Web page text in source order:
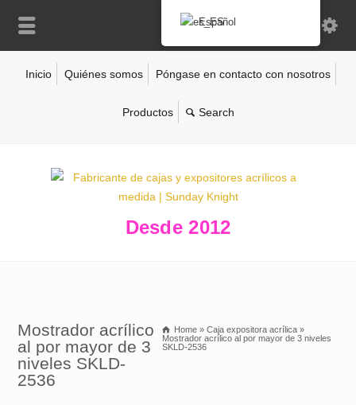
Inicio Quiénes somos Póngase en contacto con nosotros
Productos
Desde 2012
Mostrador acrílico
al por mayor de 3
niveles SKLD-
2536
Home » Caja expositora acrílica »
Mostrador acrílico al por mayor de 3 niveles
SKLD-2536
Español